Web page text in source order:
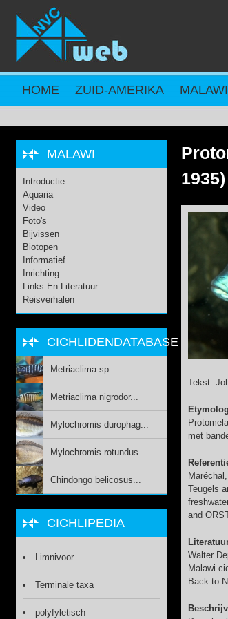
HOME ZUID-AMERIKA MALAWI
1935)
Tekst:
met
Teugels
and
Walter
Malawi
Back to
MALAWI
Introductie
Aquaria
Video
Foto's
Bijvissen
Biotopen
Informatief
Inrichting
Links En Literatuur
Reisverhalen
CICHLIDENDATABASE
Metriaclima sp....
Metriaclima nigrodor...
Mylochromis durophag...
Mylochromis rotundus
Chindongo belicosus...
CICHLIPEDIA
Limnivoor
Terminale taxa
polyfyletisch